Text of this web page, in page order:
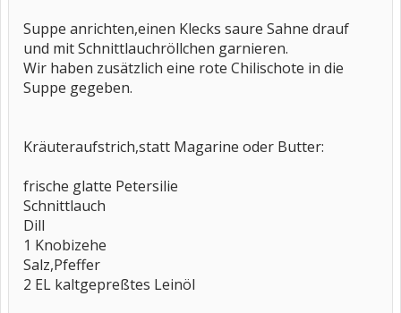
Suppe anrichten,einen Klecks saure Sahne drauf
und mit Schnittlauchröllchen garnieren.
Wir haben zusätzlich eine rote Chilischote in die
Suppe gegeben.
Kräuteraufstrich,statt Magarine oder Butter:
frische glatte Petersilie
Schnittlauch
Dill
1 Knobizehe
Salz,Pfeffer
2 EL kaltgepreßtes Leinöl